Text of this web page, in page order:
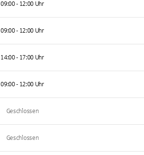
09:00 - 12:00 Uhr
09:00 - 12:00 Uhr
14:00 - 17:00 Uhr
09:00 - 12:00 Uhr
Geschlossen
Geschlossen